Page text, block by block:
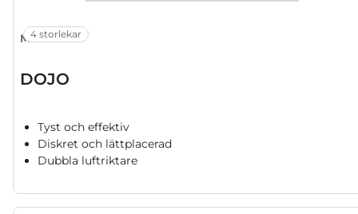
4 storlekar
MFZ-KW
DOJO
Tyst och effektiv
Diskret och lättplacerad
Dubbla luftriktare